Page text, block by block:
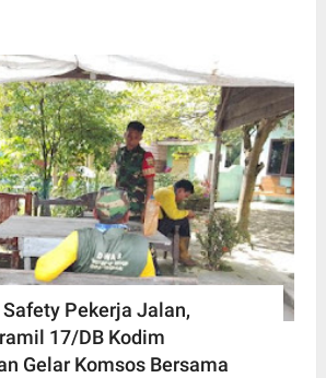
Pekerja Jalan,
17/DB Kodim
Gelar Komsos Bersama